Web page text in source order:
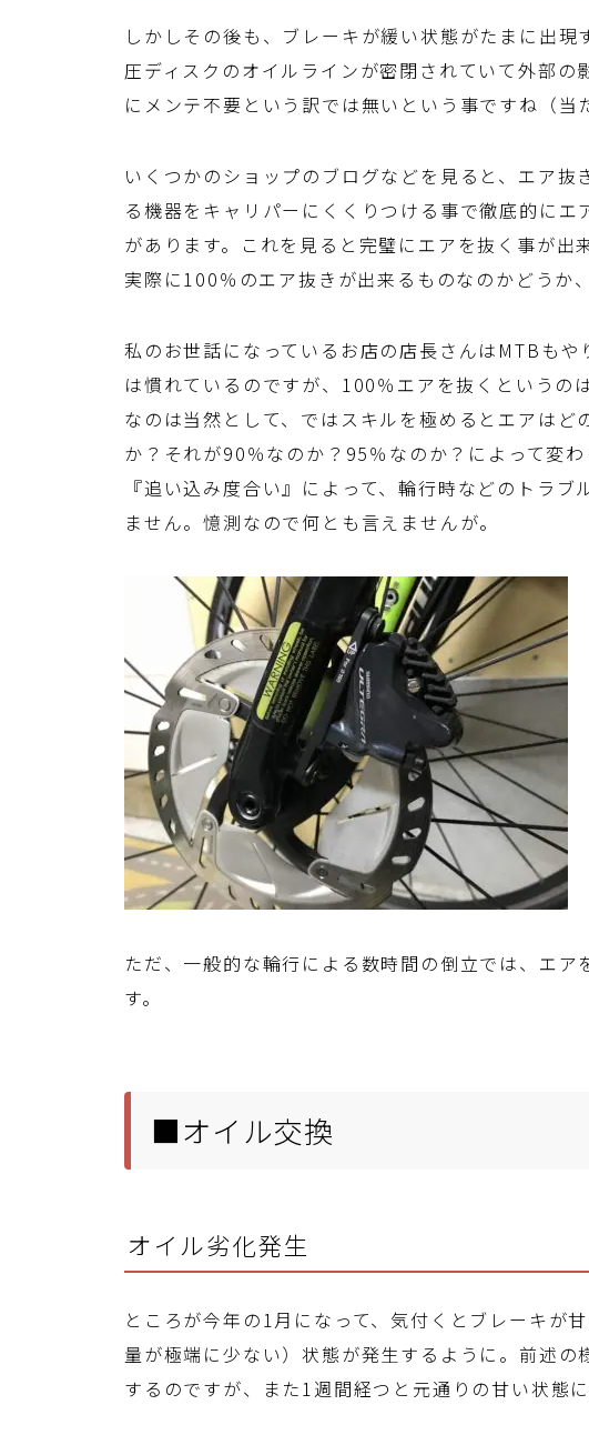
しかしその後も、ブレーキが緩い状態がたまに出
圧ディスクのオイルラインが密閉されていて外部の
にメンテ不要という訳では無いという事ですね（当
いくつかのショップのブログなどを見ると、エア
る機器をキャリパーにくくりつける事で徹底的に
があります。これを見ると完璧にエアを抜く事が出
実際に100％のエア抜きが出来るものなのかどうか
私のお世話になっているお店の店長さんはMTBも
は慣れているのですが、100％エアを抜くというの
なのは当然として、ではスキルを極めるとエアはど
か？それが90％なのか？95％なのか？によって変
『追い込み度合い』によって、輪行時などのトラ
ません。憶測なので何とも言えませんが。
ただ、一般的な輪行による数時間の倒立では、エ
す。
■オイル交換
オイル劣化発生
ところが今年の1月になって、気付くとブレーキが
量が極端に少ない）状態が発生するように。前述
するのですが、また1週間経つと元通りの甘い状態に